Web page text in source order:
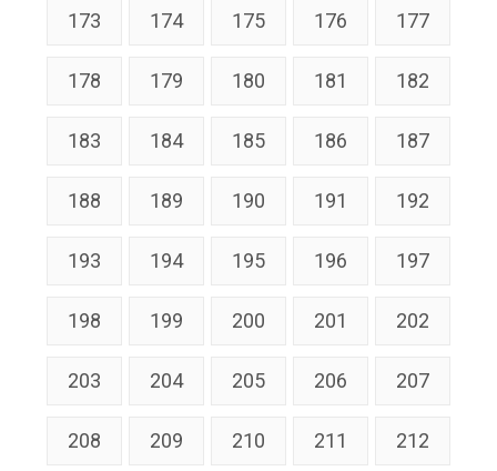
173 174 175 176 177
178 179 180 181 182
183 184 185 186 187
188 189 190 191 192
193 194 195 196 197
198 199 200 201 202
203 204 205 206 207
208 209 210 211 212